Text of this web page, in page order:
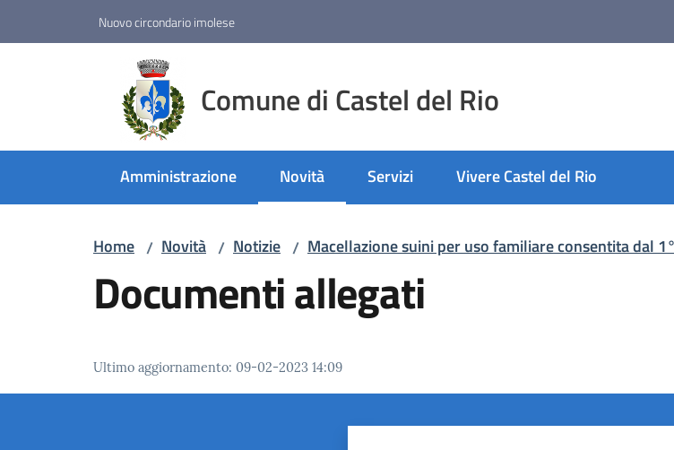
Nuovo circondario imolese
Comune di Castel del Rio
Amministrazione Novità
Menu selezionato
Servizi Vivere Castel del Rio
Home / Novità / Notizie / Macellazione suini per uso familiare consentita dal
Documenti allegati
Ultimo aggiornamento: 09-02-2023 14:09